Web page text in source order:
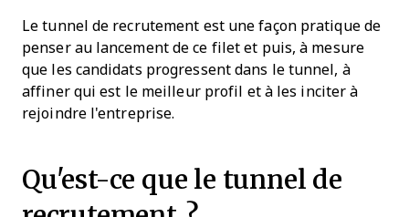
Le tunnel de recrutement est une façon pratique de
penser au lancement de ce filet et puis, à mesure
que les candidats progressent dans le tunnel, à
affiner qui est le meilleur profil et à les inciter à
rejoindre l'entreprise.
Qu'est-ce que le tunnel de